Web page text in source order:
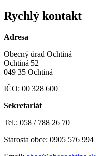
Rychlý kontakt
Adresa
Obecný úrad Ochtiná
Ochtiná 52
049 35 Ochtiná
IČO: 00 328 600
Sekretariát
Tel.: 058 / 788 26 70
Starosta obce: 0905 576 994